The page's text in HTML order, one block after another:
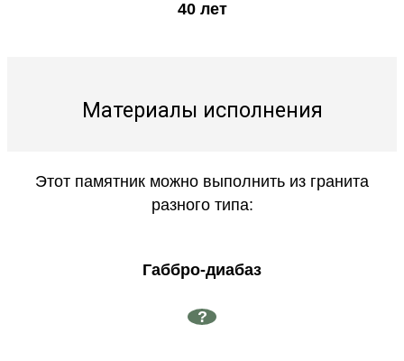
40 лет
Материалы исполнения
Этот памятник можно выполнить из гранита
разного типа:
Габбро-диабаз
?